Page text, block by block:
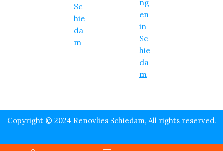
Copyright © 2024 Renovlies Schiedam, All rights reserved.